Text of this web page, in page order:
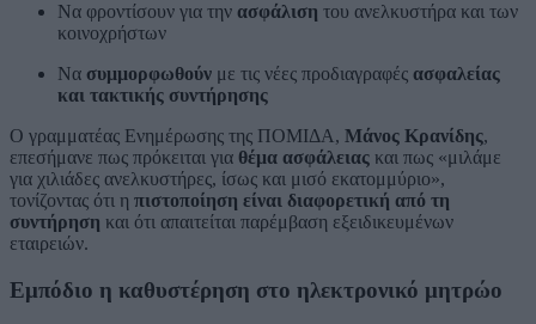
Να φροντίσουν για την ασφάλιση του ανελκυστήρα και των
κοινοχρήστων
Να συμμορφωθούν με τις νέες προδιαγραφές ασφαλείας
και τακτικής συντήρησης
Ο γραμματέας Ενημέρωσης της ΠΟΜΙΔΑ, Μάνος Κρανίδης,
επεσήμανε πως πρόκειται για θέμα ασφάλειας και πως «μιλάμε
για χιλιάδες ανελκυστήρες, ίσως και μισό εκατομμύριο»,
τονίζοντας ότι η πιστοποίηση είναι διαφορετική από τη
συντήρηση και ότι απαιτείται παρέμβαση εξειδικευμένων
εταιρειών.
Εμπόδιο η καθυστέρηση στο ηλεκτρονικό μητρώο